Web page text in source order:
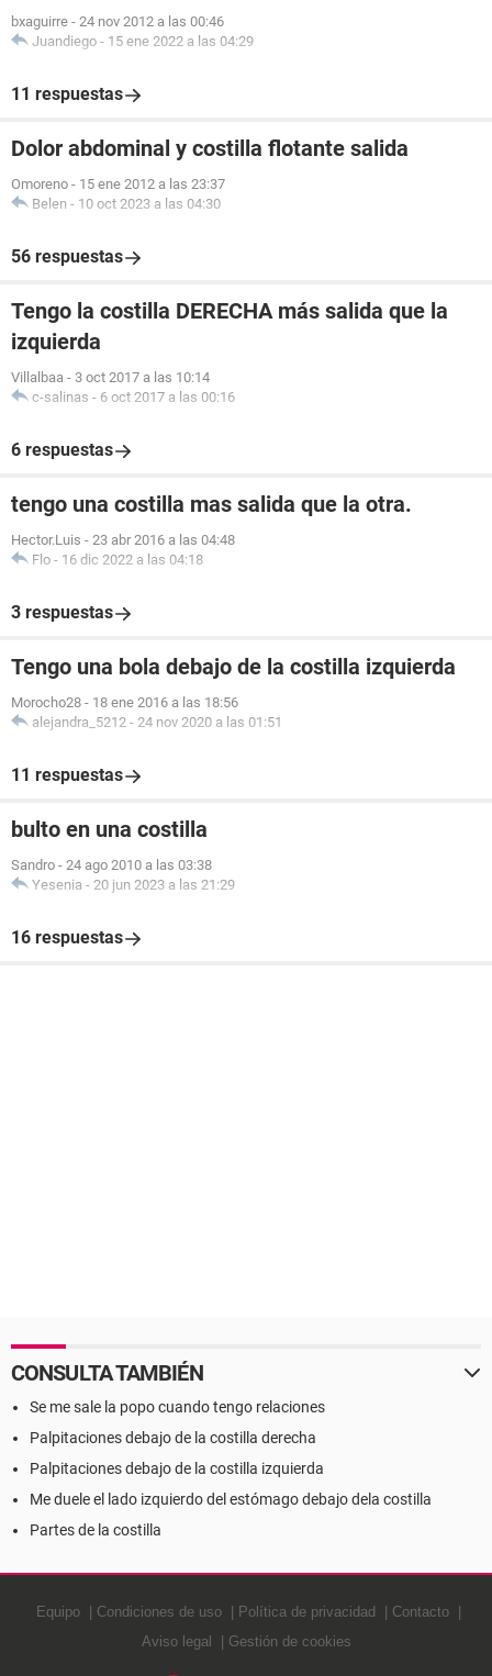
bxaguirre - 24 nov 2012 a las 00:46
Juandiego - 15 ene 2022 a las 04:29
11 respuestas
Dolor abdominal y costilla flotante salida
Omoreno - 15 ene 2012 a las 23:37
Belen - 10 oct 2023 a las 04:30
56 respuestas
Tengo la costilla DERECHA más salida que la
izquierda
Villalbaa - 3 oct 2017 a las 10:14
c-salinas - 6 oct 2017 a las 00:16
6 respuestas
tengo una costilla mas salida que la otra.
Hector.Luis - 23 abr 2016 a las 04:48
Flo - 16 dic 2022 a las 04:18
3 respuestas
Tengo una bola debajo de la costilla izquierda
Morocho28 - 18 ene 2016 a las 18:56
alejandra_5212 - 24 nov 2020 a las 01:51
11 respuestas
bulto en una costilla
Sandro - 24 ago 2010 a las 03:38
Yesenia - 20 jun 2023 a las 21:29
16 respuestas
CONSULTA TAMBIÉN
Se me sale la popo cuando tengo relaciones
Palpitaciones debajo de la costilla derecha
Palpitaciones debajo de la costilla izquierda
Me duele el lado izquierdo del estómago debajo dela costilla
Partes de la costilla
Equipo Condiciones de uso Política de privacidad
Contacto
Aviso legal
Gestión de cookies